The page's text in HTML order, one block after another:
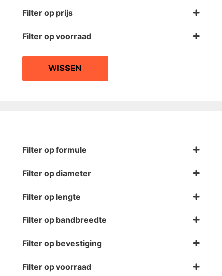
Filter op prijs
Filter op voorraad
WISSEN
Filter op formule
SM911 (1)
Filter op diameter
Filter op lengte
Filter op bandbreedte
Filter op bevestiging
Filter op voorraad